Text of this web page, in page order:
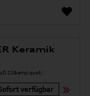
Keramik
verfügbar